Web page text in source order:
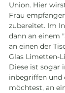
Union. Hier
Frau
zubereitet. Im
dann an einem
an einen der
Glas Limetten-
Diese ist sogar
inbegriffen und
möchtest, an